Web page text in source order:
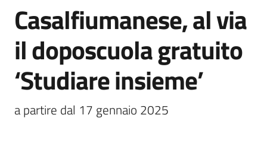
Vivere
Casalfiumanese
Salta al contenuto
Casalfiumanese, al via
il doposcuola gratuito
‘Studiare insieme’
a partire dal 17 gennaio 2025